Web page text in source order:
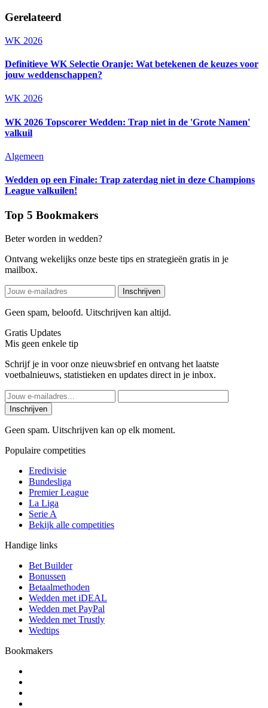
Gerelateerd
WK 2026
Definitieve WK Selectie Oranje: Wat betekenen de keuzes voor
jouw weddenschappen?
WK 2026
WK 2026 Topscorer Wedden: Trap niet in de 'Grote Namen'
valkuil
Algemeen
Wedden op een Finale: Trap zaterdag niet in deze Champions
League valkuilen!
Top 5 Bookmakers
Beter worden in wedden?
Ontvang wekelijks onze beste tips en strategieën gratis in je
mailbox.
Inschrijven
Geen spam, beloofd. Uitschrijven kan altijd.
Gratis Updates
Mis geen enkele tip
Schrijf je in voor onze nieuwsbrief en ontvang het laatste
voetbalnieuws, statistieken en updates direct in je inbox.
Inschrijven
Geen spam. Uitschrijven kan op elk moment.
Populaire competities
Eredivisie
Bundesliga
Premier League
La Liga
Serie A
Bekijk alle competities
Handige links
Bet Builder
Bonussen
Betaalmethoden
Wedden met iDEAL
Wedden met PayPal
Wedden met Trustly
Wedtips
Bookmakers